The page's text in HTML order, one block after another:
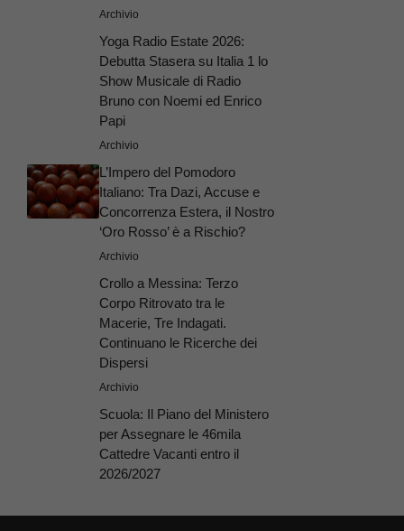
Archivio
Yoga Radio Estate 2026:
Debutta Stasera su Italia 1 lo
Show Musicale di Radio
Bruno con Noemi ed Enrico
Papi
Archivio
L’Impero del Pomodoro
Italiano: Tra Dazi, Accuse e
Concorrenza Estera, il Nostro
‘Oro Rosso’ è a Rischio?
Archivio
Crollo a Messina: Terzo
Corpo Ritrovato tra le
Macerie, Tre Indagati.
Continuano le Ricerche dei
Dispersi
Archivio
Scuola: Il Piano del Ministero
per Assegnare le 46mila
Cattedre Vacanti entro il
2026/2027